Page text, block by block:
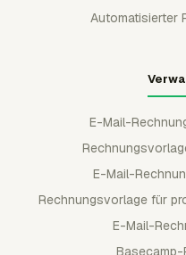
Automatisierter
E-Mail-
E-Mail-
Rechnungsvorlage für
E-Mail-